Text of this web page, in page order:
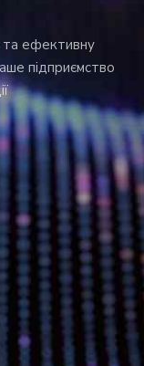
та ефективну
підприємство